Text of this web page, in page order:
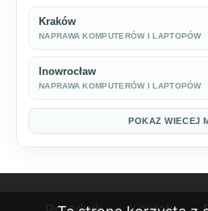
Kraków
NAPRAWA KOMPUTERÓW I LAPTOPÓW
Inowrocław
NAPRAWA KOMPUTERÓW I LAPTOPÓW
POKAZ WIECEJ